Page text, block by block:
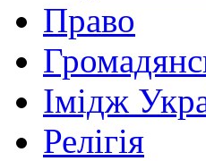
Право
Імідж
Релігія